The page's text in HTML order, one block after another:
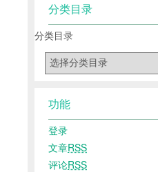
分类目录
分类目录
功能
登录
文章RSS
评论RSS